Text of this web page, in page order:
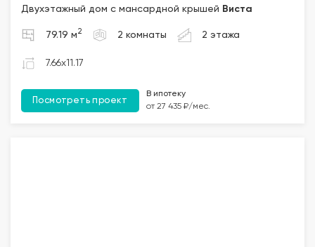
Двухэтажный дом с мансардной крышей Виста
79.19 м 2 2 комнаты 2 этажа
7.66x11.17
Посмотреть проект
В ипотеку
от 27 435 ₽/мес.